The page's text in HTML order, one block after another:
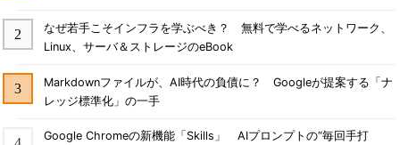
なぜ若手こそインフラを学ぶべき？ 無料で学べるネットワーク、
Linux、サーバ＆ストレージのeBook
Markdownファイルが、AI時代の負債に？ Googleが提案する「ナ
レッジ標準化」の一手
Google Chromeの新機能「Skills」 AIプロンプトの“毎回手打